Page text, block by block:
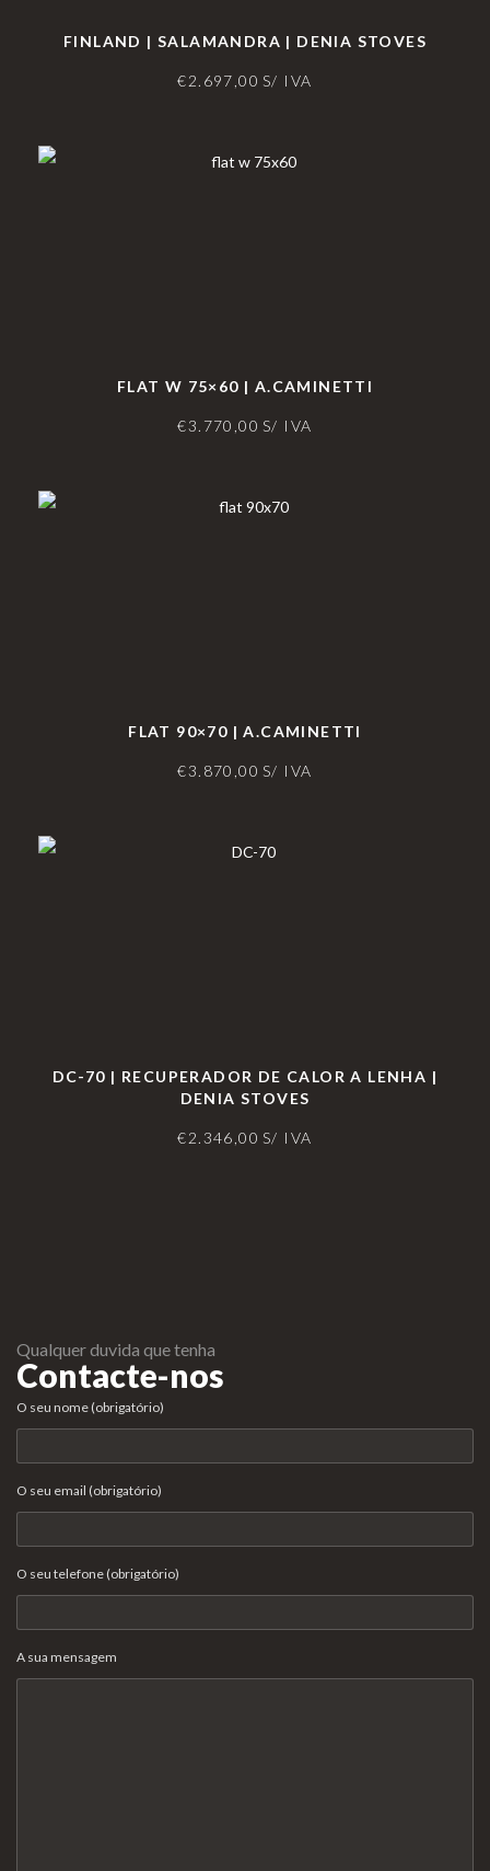
FINLAND | SALAMANDRA | DENIA STOVES
€2.697,00 S/ IVA
FLAT W 75×60 | A.CAMINETTI
€3.770,00 S/ IVA
FLAT 90×70 | A.CAMINETTI
€3.870,00 S/ IVA
DC-70 | RECUPERADOR DE CALOR A LENHA |
DENIA STOVES
€2.346,00 S/ IVA
Qualquer duvida que tenha
Contacte-nos
O seu nome (obrigatório)
O seu email (obrigatório)
O seu telefone (obrigatório)
A sua mensagem